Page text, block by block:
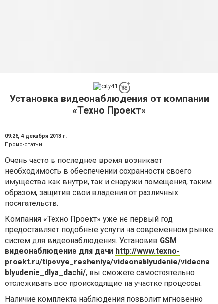
Установка видеонаблюдения от компании
«Техно Проект»
09:26, 4 декабря 2013 г.
Промо-статьи
Очень часто в последнее время возникает
необходимость в обеспечении сохранности своего
имущества как внутри, так и снаружи помещения, таким
образом, защитив свои владения от различных
посягательств.
Компания «Техно Проект» уже не первый год
предоставляет подобные услуги на современном рынке
систем для видеонаблюдения. Установив GSM
видеонаблюдение для дачи http://www.texno-
proekt.ru/tipovye_resheniya/videonablyudenie/videona
blyudenie_dlya_dachi/, вы сможете самостоятельно
отслеживать все происходящие на участке процессы.
Наличие комплекта наблюдения позволит мгновенно